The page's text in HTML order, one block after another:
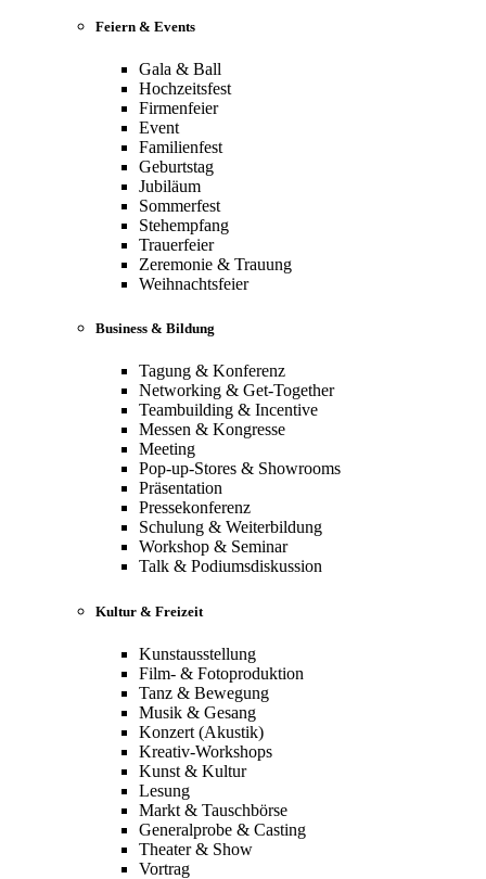
Feiern & Events
Gala & Ball
Hochzeitsfest
Firmenfeier
Event
Familienfest
Geburtstag
Jubiläum
Sommerfest
Stehempfang
Trauerfeier
Zeremonie & Trauung
Weihnachtsfeier
Business & Bildung
Tagung & Konferenz
Networking & Get-Together
Teambuilding & Incentive
Messen & Kongresse
Meeting
Pop-up-Stores & Showrooms
Präsentation
Pressekonferenz
Schulung & Weiterbildung
Workshop & Seminar
Talk & Podiumsdiskussion
Kultur & Freizeit
Kunstausstellung
Film- & Fotoproduktion
Tanz & Bewegung
Musik & Gesang
Konzert (Akustik)
Kreativ-Workshops
Kunst & Kultur
Lesung
Markt & Tauschbörse
Generalprobe & Casting
Theater & Show
Vortrag